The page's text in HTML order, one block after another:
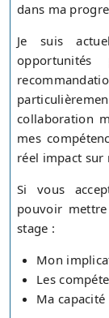
dans ma
Je suis
collaboration
mes
réel impact sur
Si vous
pouvoir
stage :
Mon
Les
Ma